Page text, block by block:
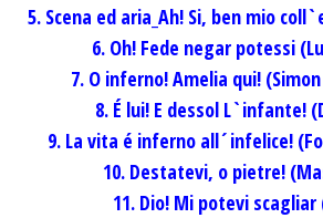
5. Scena ed aria_Ah! Si, ben mio
6. Oh! Fede negar potessi
7. O inferno! Amelia qui!
8. É lui! E dessol L`infante!
9. La vita é inferno all´infelice!
10. Destatevi, o pietre!
11. Dio! Mi potevi